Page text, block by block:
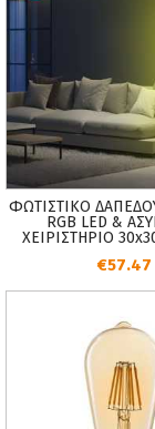
ΦΩΤΙΣΤΙΚΟ
RGB LED &
ΧΕΙΡΙΣΤΗΡΙΟ
€57.47